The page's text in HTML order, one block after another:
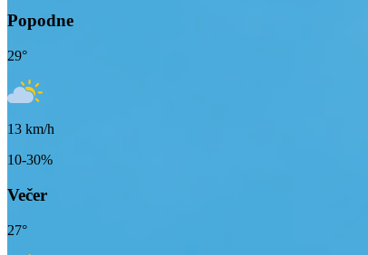
Popodne
29°
13 km/h
10-30%
Večer
27°